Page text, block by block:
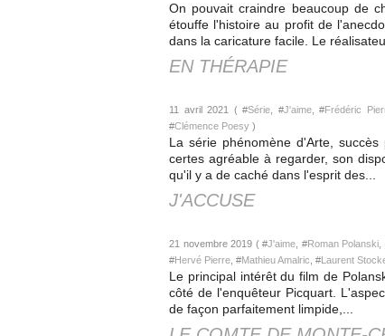
On pouvait craindre beaucoup de
étouffe l'histoire au profit de
dans la caricature facile. Le
EN THÉRAPIE
11 avril 2021 ( #Série , #J'aime, #Frédéric
#Clémence Poesy )
La série phénomène d'Arte,
certes agréable à regarder, son
qu'il y a de caché dans l'esprit des...
J'ACCUSE
21 novembre 2019 ( #J'aime , #Roman Polanski
#Hervé Pierre , #Mathieu Amalric , #Laurent
Le principal intérêt du film de
côté de l'enquêteur Picquart.
de façon parfaitement limpide,...